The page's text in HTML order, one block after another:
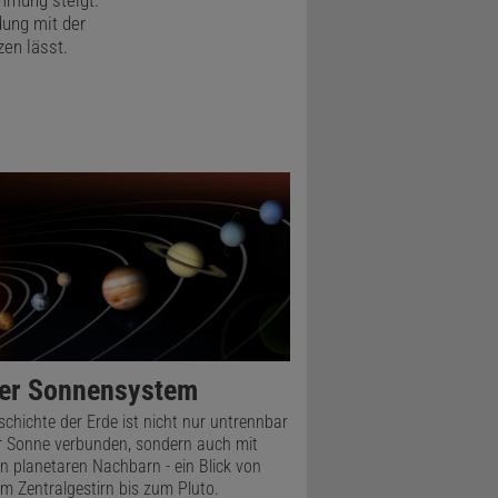
im All zu
und
irdische
genau
mit der
lässt.
Sonnensystem
der Erde ist nicht nur untrennbar
Sonne verbunden, sondern auch mit
planetaren Nachbarn - ein Blick von
Zentralgestirn bis zum Pluto.